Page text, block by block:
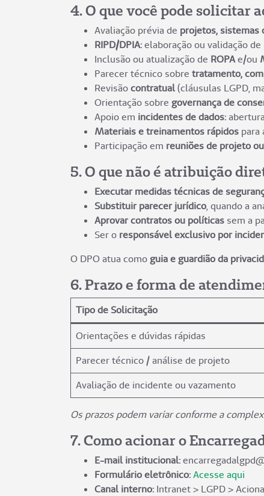
4. O que você pode solicitar
Avaliação prévia de projetos, sistemas
RIPD/DPIA:elaboração ou validação
Inclusão ou atualização de ROPAe/ou
Parecer técnico sobre tratamento,
Revisãocontratual(cláusulas LGPD,
Orientação sobre governança de
Apoio em incidentes de dados:
Materiais e treinamentos rápidos para
Participação em reuniões de projeto
5. O que não é atribuição
Executar medidas técnicas de
Substituir parecer jurídico, quando a
Aprovar contratos ou políticas sem a
Ser o responsável exclusivo por
O DPO atua como guia e guardião da
6. Prazo e forma de
Tipo de Solicitação
Orientações e dúvidas rápidas
Parecer técnico / análise de projeto
Avaliação de incidente ou vazamento
Os prazos podem variar conforme a
7. Como acionar o
E-mail institucional:
Formulário eletrônico:Acesse aqui
Canal interno: Intranet > LGPD >